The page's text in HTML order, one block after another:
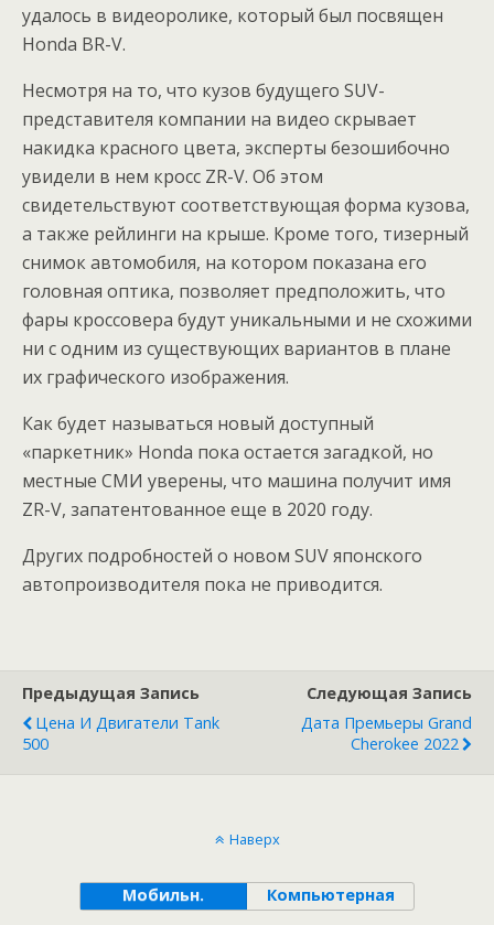
удалось в видеоролике, который был посвящен
Honda BR-V.
Несмотря на то, что кузов будущего SUV-
представителя компании на видео скрывает
накидка красного цвета, эксперты безошибочно
увидели в нем кросс ZR-V. Об этом
свидетельствуют соответствующая форма кузова,
а также рейлинги на крыше. Кроме того, тизерный
снимок автомобиля, на котором показана его
головная оптика, позволяет предположить, что
фары кроссовера будут уникальными и не схожими
ни с одним из существующих вариантов в плане
их графического изображения.
Как будет называться новый доступный
«паркетник» Honda пока остается загадкой, но
местные СМИ уверены, что машина получит имя
ZR-V, запатентованное еще в 2020 году.
Других подробностей о новом SUV японского
автопроизводителя пока не приводится.
Предыдущая Запись
Цена И Двигатели Tank
500
Следующая Запись
Дата Премьеры Grand
Cherokee 2022
Наверх
Мобильн. Компьютерная